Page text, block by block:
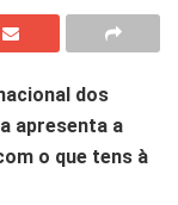
dos
apresenta a
o que tens à